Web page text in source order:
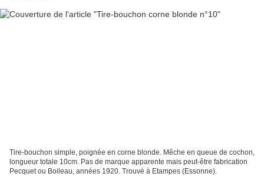
Tire-bouchon simple, poignée en corne blonde. Mêche en queue de cochon,
longueur totale 10cm. Pas de marque apparente mais peut-être fabrication
Pecquet ou Boileau, années 1920. Trouvé à Etampes (Essonne).